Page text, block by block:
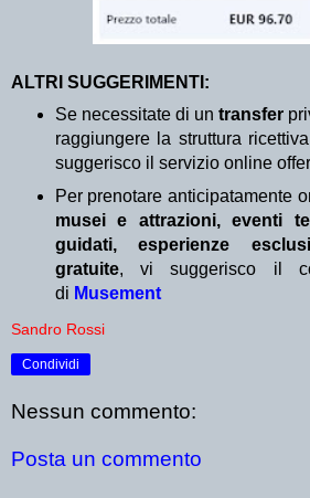
ALTRI SUGGERIMENTI:
Se necessitate di un transfer
raggiungere la struttura
suggerisco il servizio online
Per prenotare anticipatamente
musei e attrazioni, eventi
guidati, esperienze
gratuite, vi suggerisco il
di Musement
Sandro Rossi
Condividi
Nessun commento:
Posta un commento